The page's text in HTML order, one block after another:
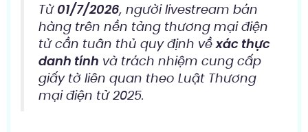
Từ 01/7/2026, người livestream bán
hàng trên nền tảng thương mại điện
tử cần tuân thủ quy định vềxác thực
danh tính và trách nhiệm cung cấp
giấy tờ liên quan theo Luật Thương
mại điện tử 2025.